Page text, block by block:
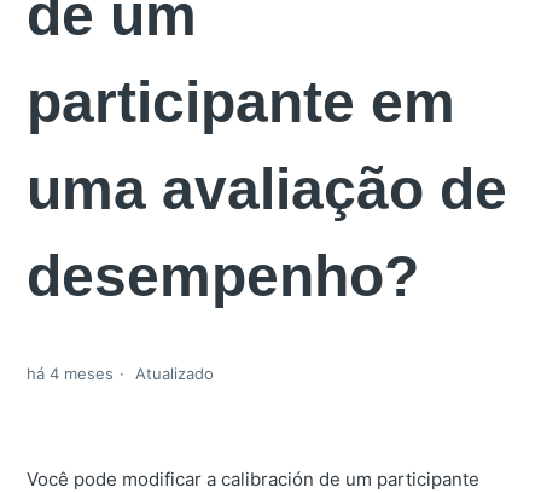
de um
participante em
uma avaliação de
desempenho?
há 4 meses Atualizado
Você pode modificar a calibración de um participante